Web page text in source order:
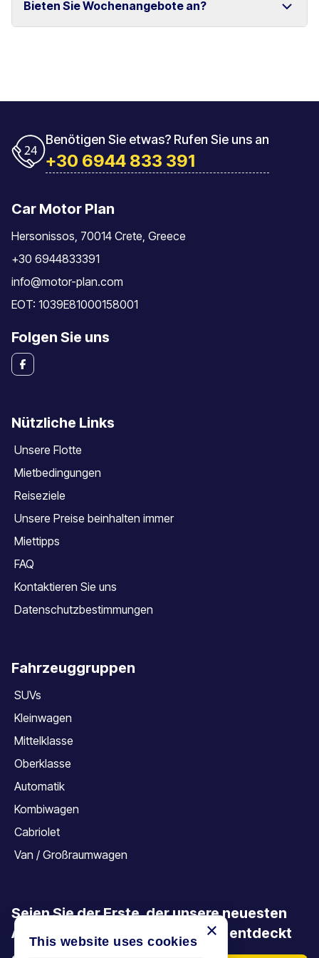
und Rethymno.
Das Fahrzeug muss mit der gleichen Tankfüllung
Bieten Sie Wochenangebote an?
Benötigen Sie etwas? Rufen Sie uns an
+30 6944 833 391
Car Motor Plan
Hersonissos, 70014 Crete, Greece
+30 6944833391
info@motor-plan.com
EOT: 1039E81000158001
Folgen Sie uns
Nützliche Links
Unsere Flotte
Mietbedingungen
Reiseziele
Unsere Preise beinhalten immer
Miettipps
FAQ
Kontaktieren Sie uns
Datenschutzbestimmungen
Fahrzeuggruppen
SUVs
Kleinwagen
Mittelklasse
Oberklasse
Automatik
Kombiwagen
Cabriolet
Van / Großraumwagen
Seien Sie der Erste, der unsere neuesten
Angebote, Aktionen und Artikel entdeckt
×
This website uses cookies